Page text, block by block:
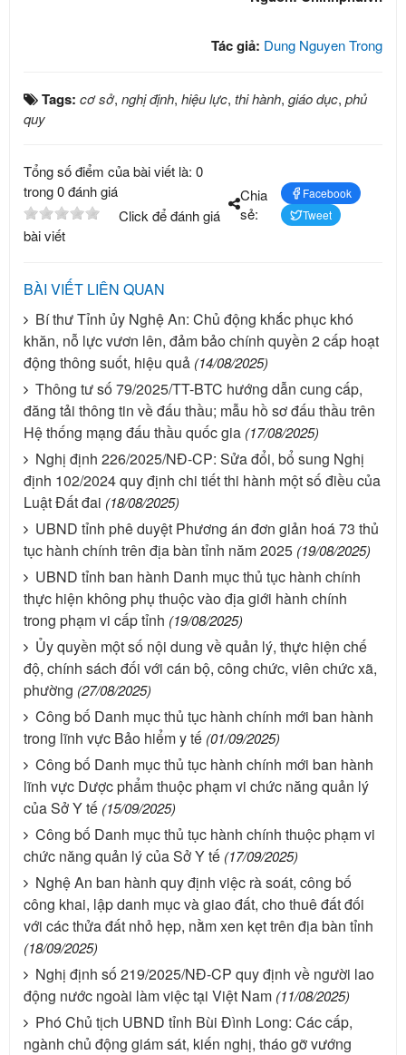
Tác giả: Dung Nguyen Trong
Tags: cơ sở, nghị định, hiệu lực, thi hành, giáo dục, phủ
quy
Tổng số điểm của bài viết là: 0
trong 0 đánh giá
Click để đánh giá
bài viết
Chia
sẻ:
Facebook
Tweet
BÀI VIẾT LIÊN QUAN
Bí thư Tỉnh ủy Nghệ An: Chủ động khắc phục khó
khăn, nỗ lực vươn lên, đảm bảo chính quyền 2 cấp hoạt
động thông suốt, hiệu quả (14/08/2025)
Thông tư số 79/2025/TT-BTC hướng dẫn cung cấp,
đăng tải thông tin về đấu thầu; mẫu hồ sơ đấu thầu trên
Hệ thống mạng đấu thầu quốc gia (17/08/2025)
Nghị định 226/2025/NĐ-CP: Sửa đổi, bổ sung Nghị
định 102/2024 quy định chi tiết thi hành một số điều của
Luật Đất đai (18/08/2025)
UBND tỉnh phê duyệt Phương án đơn giản hoá 73 thủ
tục hành chính trên địa bàn tỉnh năm 2025 (19/08/2025)
UBND tỉnh ban hành Danh mục thủ tục hành chính
thực hiện không phụ thuộc vào địa giới hành chính
trong phạm vi cấp tỉnh (19/08/2025)
Ủy quyền một số nội dung về quản lý, thực hiện chế
độ, chính sách đối với cán bộ, công chức, viên chức xã,
phường (27/08/2025)
Công bố Danh mục thủ tục hành chính mới ban hành
trong lĩnh vực Bảo hiểm y tế (01/09/2025)
Công bố Danh mục thủ tục hành chính mới ban hành
lĩnh vực Dược phẩm thuộc phạm vi chức năng quản lý
của Sở Y tế (15/09/2025)
Công bố Danh mục thủ tục hành chính thuộc phạm vi
chức năng quản lý của Sở Y tế (17/09/2025)
Nghệ An ban hành quy định việc rà soát, công bố
công khai, lập danh mục và giao đất, cho thuê đất đối
với các thửa đất nhỏ hẹp, nằm xen kẹt trên địa bàn tỉnh
(18/09/2025)
Nghị định số 219/2025/NĐ-CP quy định về người lao
động nước ngoài làm việc tại Việt Nam (11/08/2025)
Phó Chủ tịch UBND tỉnh Bùi Đình Long: Các cấp,
ngành chủ động giám sát, kiến nghị, tháo gỡ vướng